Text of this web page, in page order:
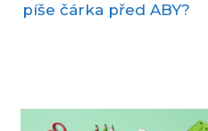
píše čárka před ABY?